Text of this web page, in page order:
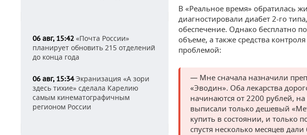
06 авг, 15:42 «Почта России»
планирует обновить 215 отделений
до конца года
06 авг, 15:34Экранизация «А зори
здесь тихие» сделала Карелию
самым кинематографичным
регионом России
В «Реальное время» обратилась
диагностировали диабет 2-го
обеспечение. Однако бесплатно
объеме, а также средства
проблемой:
— Мне сначала назначили
«Эводин». Оба лекарства
начинаются от 2200 рублей,
выписали только дешевый
купить в состоянии, и только
спустя несколько месяцев